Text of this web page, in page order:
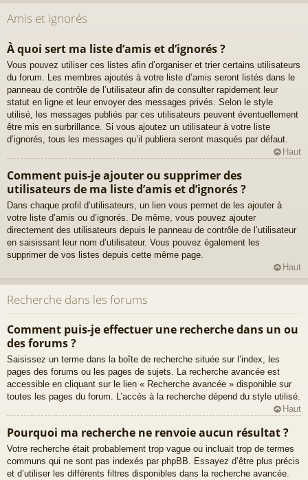
Amis et ignorés
À quoi sert ma liste d’amis et d’ignorés ?
Vous pouvez utiliser ces listes afin d’organiser et trier certains utilisateurs
du forum. Les membres ajoutés à votre liste d’amis seront listés dans le
panneau de contrôle de l’utilisateur afin de consulter rapidement leur
statut en ligne et leur envoyer des messages privés. Selon le style
utilisé, les messages publiés par ces utilisateurs peuvent éventuellement
être mis en surbrillance. Si vous ajoutez un utilisateur à votre liste
d’ignorés, tous les messages qu’il publiera seront masqués par défaut.
Haut
Comment puis-je ajouter ou supprimer des
utilisateurs de ma liste d’amis et d’ignorés ?
Dans chaque profil d’utilisateurs, un lien vous permet de les ajouter à
votre liste d’amis ou d’ignorés. De même, vous pouvez ajouter
directement des utilisateurs depuis le panneau de contrôle de l’utilisateur
en saisissant leur nom d’utilisateur. Vous pouvez également les
supprimer de vos listes depuis cette même page.
Haut
Recherche dans les forums
Comment puis-je effectuer une recherche dans un ou
des forums ?
Saisissez un terme dans la boîte de recherche située sur l’index, les
pages des forums ou les pages de sujets. La recherche avancée est
accessible en cliquant sur le lien « Recherche avancée » disponible sur
toutes les pages du forum. L’accès à la recherche dépend du style utilisé.
Haut
Pourquoi ma recherche ne renvoie aucun résultat ?
Votre recherche était probablement trop vague ou incluait trop de termes
communs qui ne sont pas indexés par phpBB. Essayez d’être plus précis
et d’utiliser les différents filtres disponibles dans la recherche avancée.